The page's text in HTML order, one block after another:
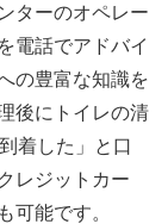
ターのオペレー
電話でアドバイ
の豊富な知識を
後にトイレの清
着した」と口
レジットカー
可能です。